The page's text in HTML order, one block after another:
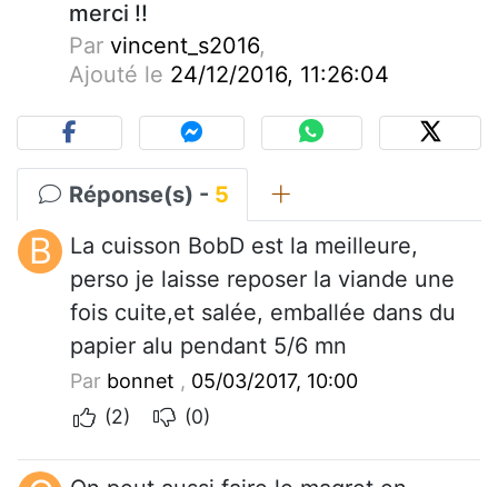
merci !!
Par vincent_s2016,
Ajouté le 24/12/2016, 11:26:04
Réponse(s) - 5
B
La cuisson BobD est la meilleure,
perso je laisse reposer la viande une
fois cuite,et salée, emballée dans du
papier alu pendant 5/6 mn
Par bonnet , 05/03/2017, 10:00
(2)
(0)